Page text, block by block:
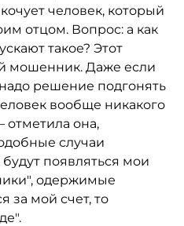
человек, который
отцом. Вопрос: а как
такое? Этот
мошенник. Даже если
решение подгонять
вообще никакого
она,
случаи
будут появляться мои
одержимые
за мой счет, то